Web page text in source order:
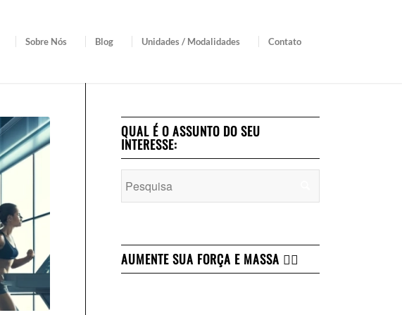
Sobre Nós Blog Unidades / Modalidades Contato
QUAL É O ASSUNTO DO SEU
INTERESSE:
AUMENTE SUA FORÇA E MASSA 👇🏻